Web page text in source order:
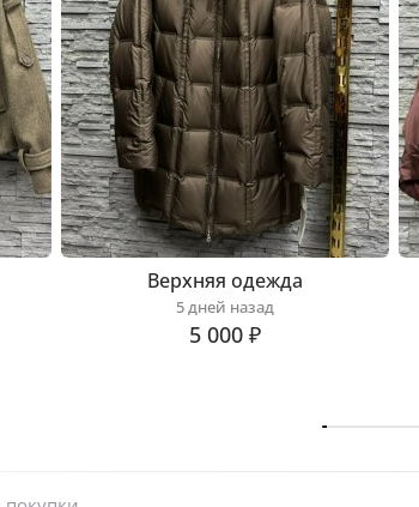
Верхняя одежда
5 дней назад
5 000 ₽